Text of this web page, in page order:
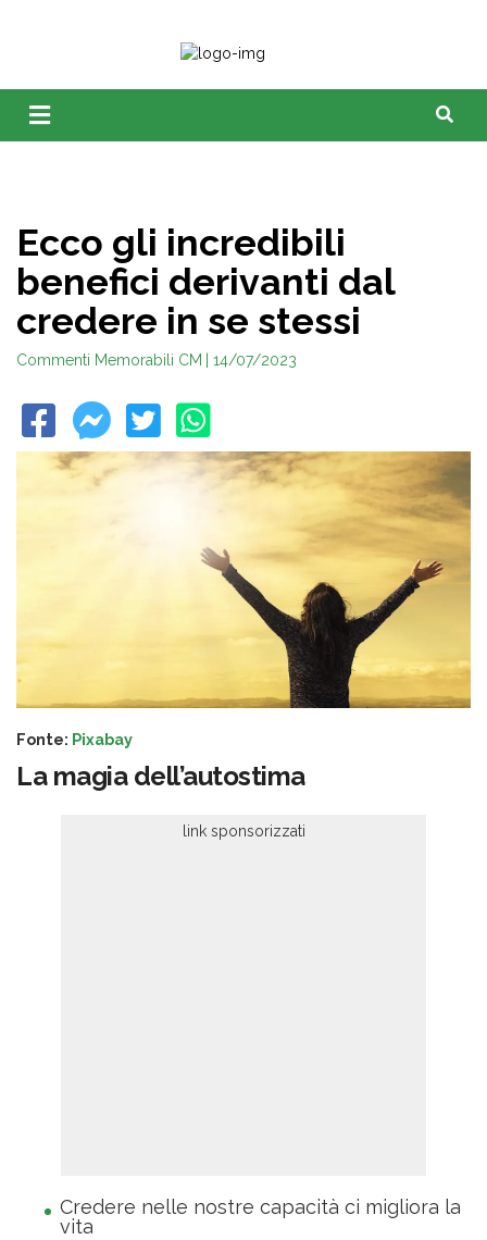
Ecco gli incredibili
benefici derivanti dal
credere in se stessi
Commenti Memorabili CM | 14/07/2023
Fonte: Pixabay
La magia dell’autostima
Credere nelle nostre capacità ci migliora la
vita